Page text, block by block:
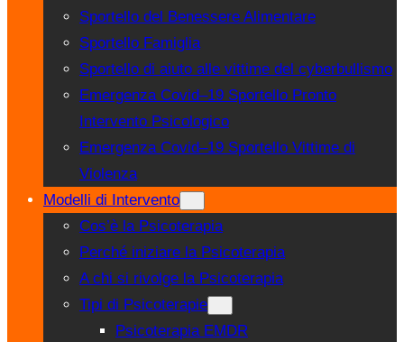
Sportello del Benessere Alimentare
Sportello Famiglia
Sportello di aiuto alle vittime del cyberbullismo
Emergenza Covid–19 Sportello Pronto
Intervento Psicologico
Emergenza Covid–19 Sportello Vittime di
Violenza
Modelli di Intervento
Cos’è la Psicoterapia
Perché iniziare la Psicoterapia
A chi si rivolge la Psicoterapia
Tipi di Psicoterapie
Psicoterapia EMDR